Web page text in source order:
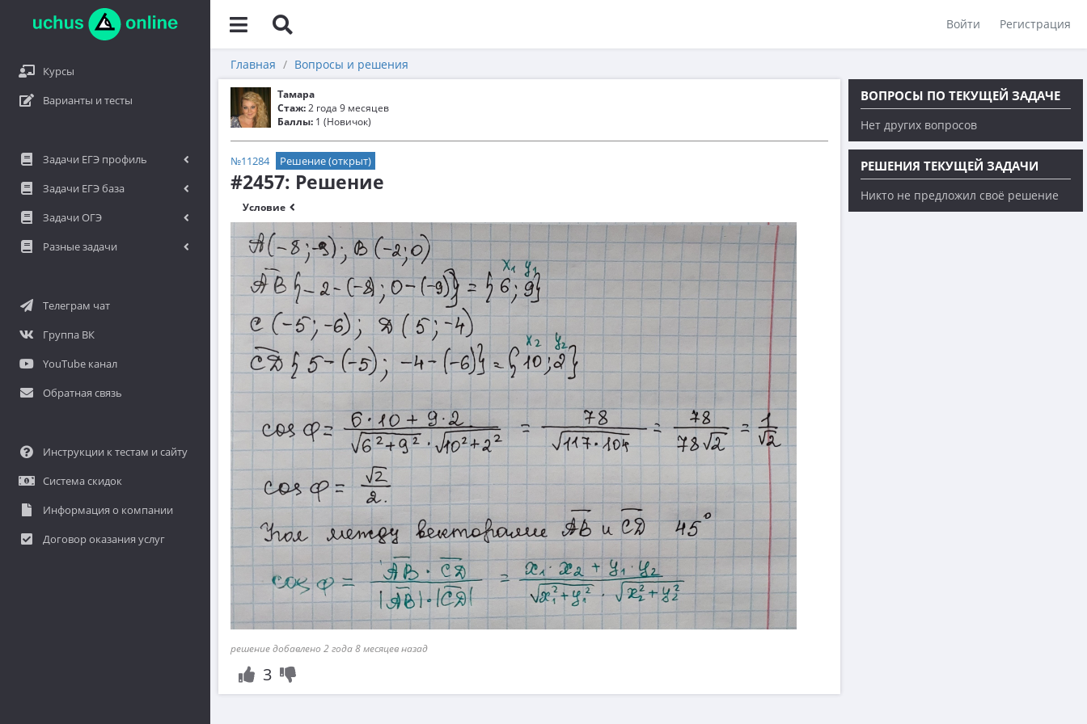
Войти Регистрация
Курсы
Варианты и тесты
Задачи ЕГЭ профиль
Задачи ЕГЭ база
Задачи ОГЭ
Разные задачи
Телеграм чат
Группа ВК
YouTube канал
Обратная связь
Инструкции к тестам и сайту
Система скидок
Информация о компании
Договор оказания услуг
Главная Вопросы и решения
Τамара
Стаж:2 года 9 месяцев
Баллы: 1 (Новичок)
№11284 Решение (открыт)
#2457: Решение
Условие
решение добавлено 2 года 8 месяцев назад
3
ВОПРОСЫ ПО ТЕКУЩЕЙ ЗАДАЧЕ
Нет других вопросов
РЕШЕНИЯ ТЕКУЩЕЙ ЗАДАЧИ
Никто не предложил своё решение